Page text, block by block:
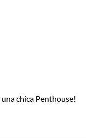
chica Penthouse!